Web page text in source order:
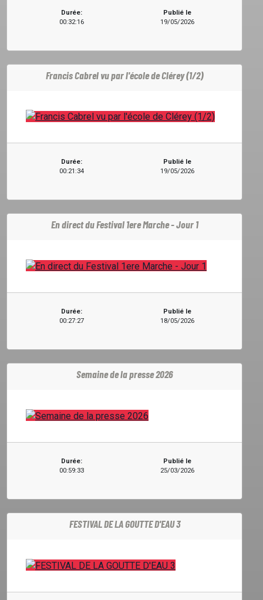
Durée:
00:32:16
Publié le
19/05/2026
Francis Cabrel vu par l'école de Clérey (1/2)
Durée:
00:21:34
Publié le
19/05/2026
En direct du Festival 1ere Marche - Jour 1
Durée:
00:27:27
Publié le
18/05/2026
Semaine de la presse 2026
Durée:
00:59:33
Publié le
25/03/2026
FESTIVAL DE LA GOUTTE D'EAU 3